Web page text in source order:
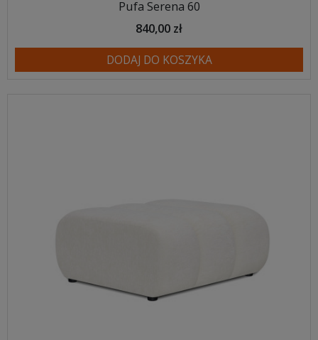
Pufa Serena 60
840,00 zł
DODAJ DO KOSZYKA